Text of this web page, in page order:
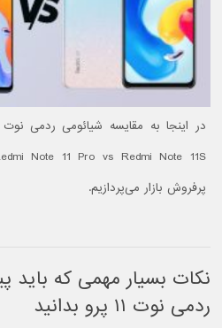
پرفروش بازار می‌پردازیم.
نکات بسیار مهمی که باید
ردمی نوت ۱۱ پرو بدانید